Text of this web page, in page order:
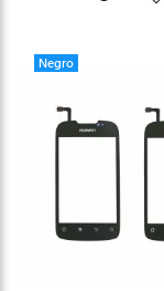
Negro